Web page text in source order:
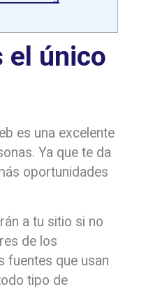
el único
es una excelente
Ya que te da
oportunidades
a tu sitio si no
de los
fuentes que usan
tipo de